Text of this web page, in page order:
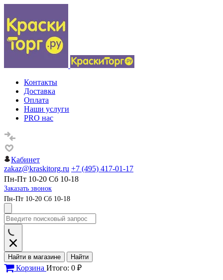
Контакты
Доставка
Оплата
Наши услуги
PRO нас
Кабинет
zakaz@kraskitorg.ru +7 (495) 417-01-17
Пн-Пт 10-20 Сб 10-18
Заказать звонок
Пн-Пт 10-20 Сб 10-18
Найти в магазине Найти
Корзина Итого: 0 ₽